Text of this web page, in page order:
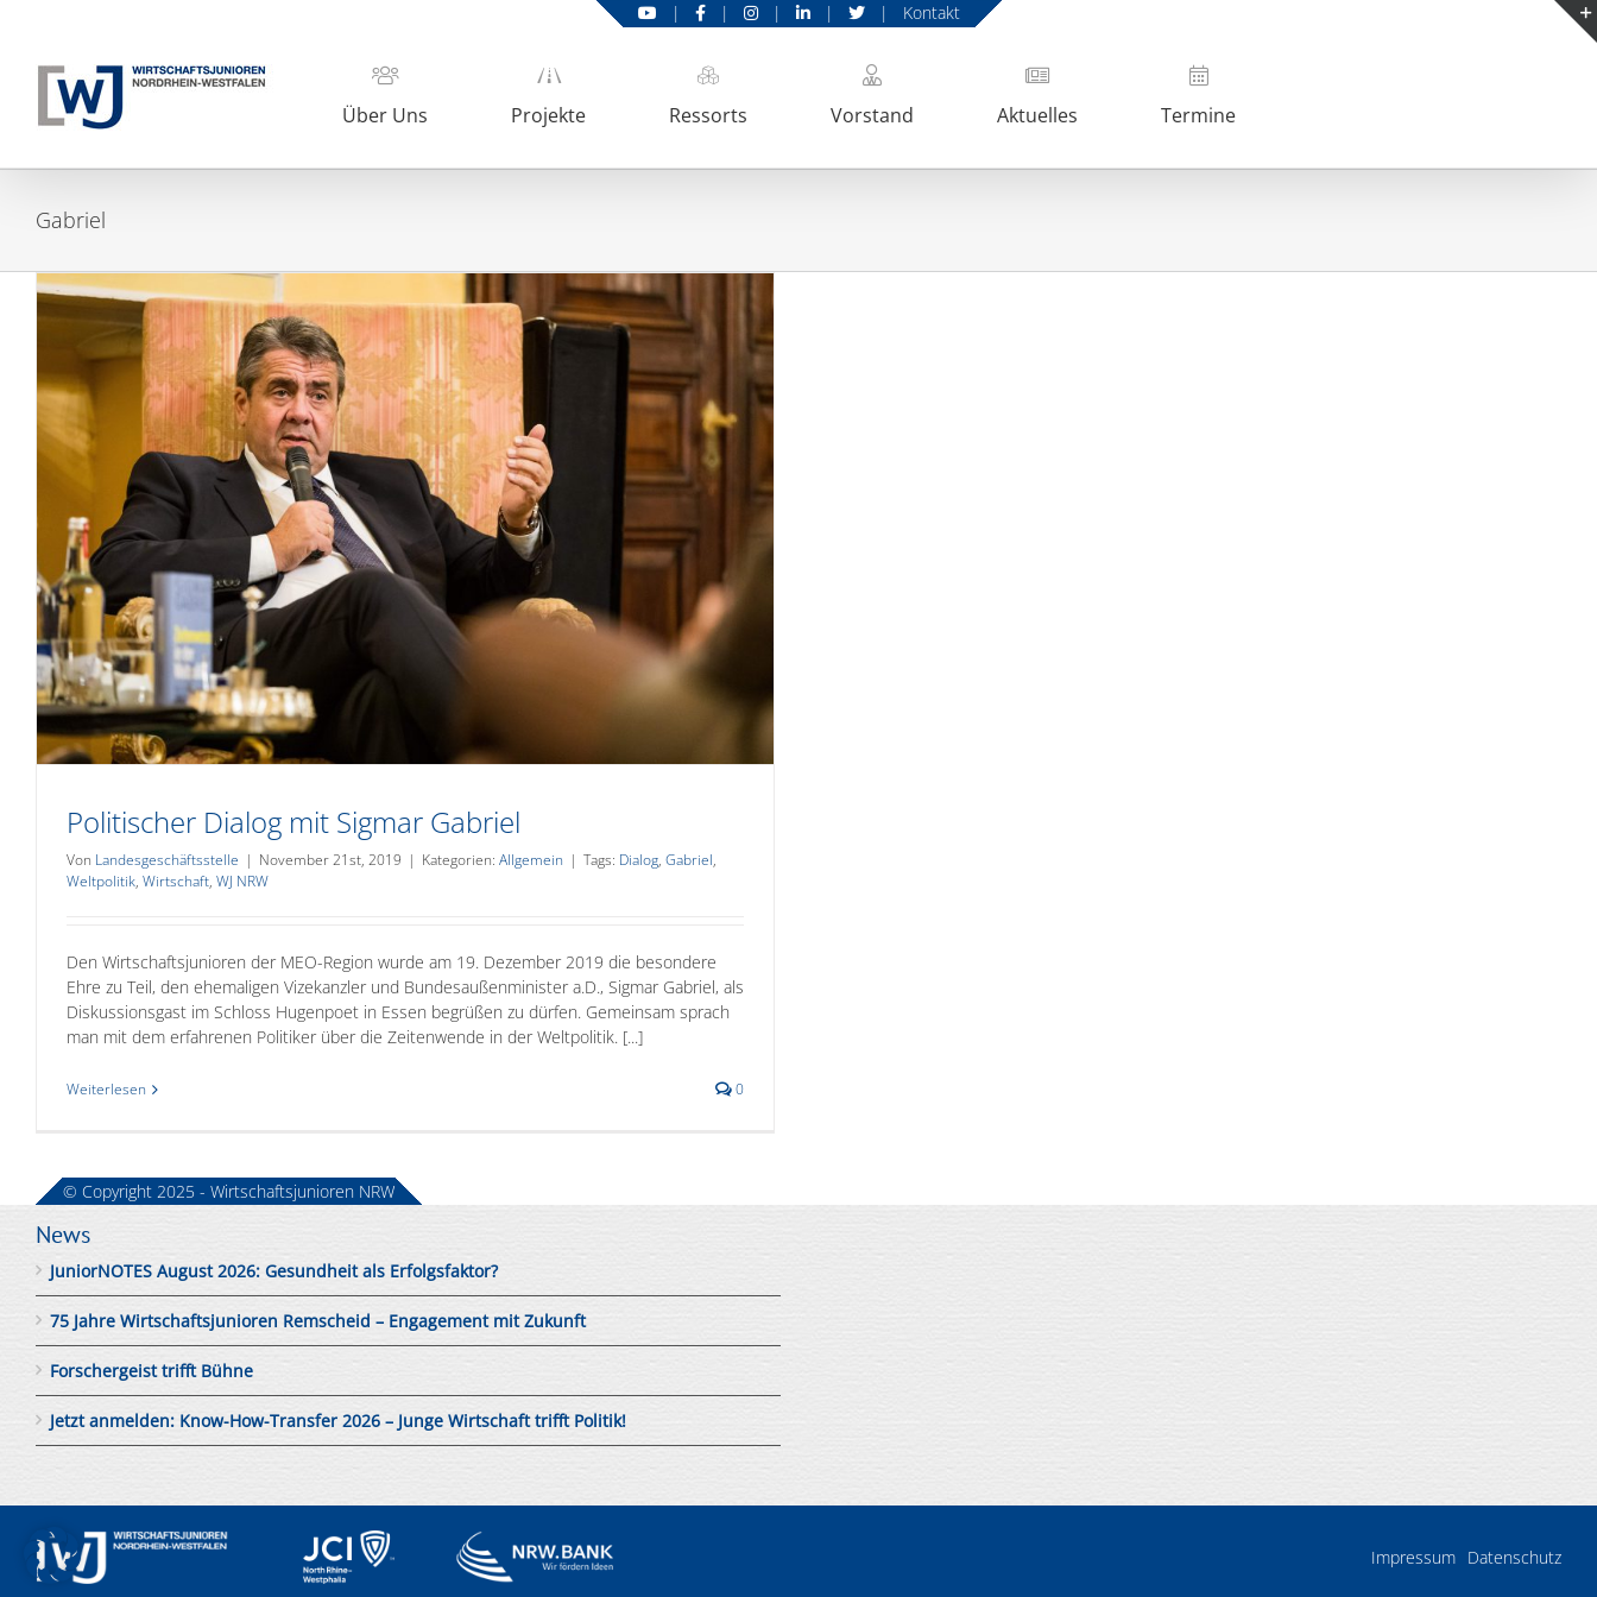
springen
Über Uns Projekte Ressorts Vorstand Aktuelles Termine
| | | | | Kontakt
Gabriel
Politischer Dialog mit Sigmar Gabriel
Von Landesgeschäftsstelle | November 21st, 2019 | Kategorien: Allgemein | Tags: Dialog, Gabriel,
Weltpolitik, Wirtschaft, WJ NRW
Den Wirtschaftsjunioren der MEO-Region wurde am 19. Dezember 2019 die besondere
Ehre zu Teil, den ehemaligen Vizekanzler und Bundesaußenminister a.D., Sigmar Gabriel, als
Diskussionsgast im Schloss Hugenpoet in Essen begrüßen zu dürfen. Gemeinsam sprach
man mit dem erfahrenen Politiker über die Zeitenwende in der Weltpolitik. [...]
Weiterlesen 0
News
JuniorNOTES August 2026: Gesundheit als Erfolgsfaktor?
75 Jahre Wirtschaftsjunioren Remscheid – Engagement mit Zukunft
Forschergeist trifft Bühne
Jetzt anmelden: Know-How-Transfer 2026 – Junge Wirtschaft trifft Politik!
© Copyright 2025 - Wirtschaftsjunioren NRW
Impressum Datenschutz